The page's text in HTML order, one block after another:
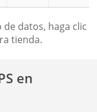
datos, haga clic
tienda.
en